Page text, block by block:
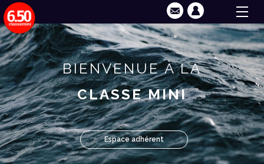
BIENVENUE À LA
CLASSE MINI
Espace adhérent